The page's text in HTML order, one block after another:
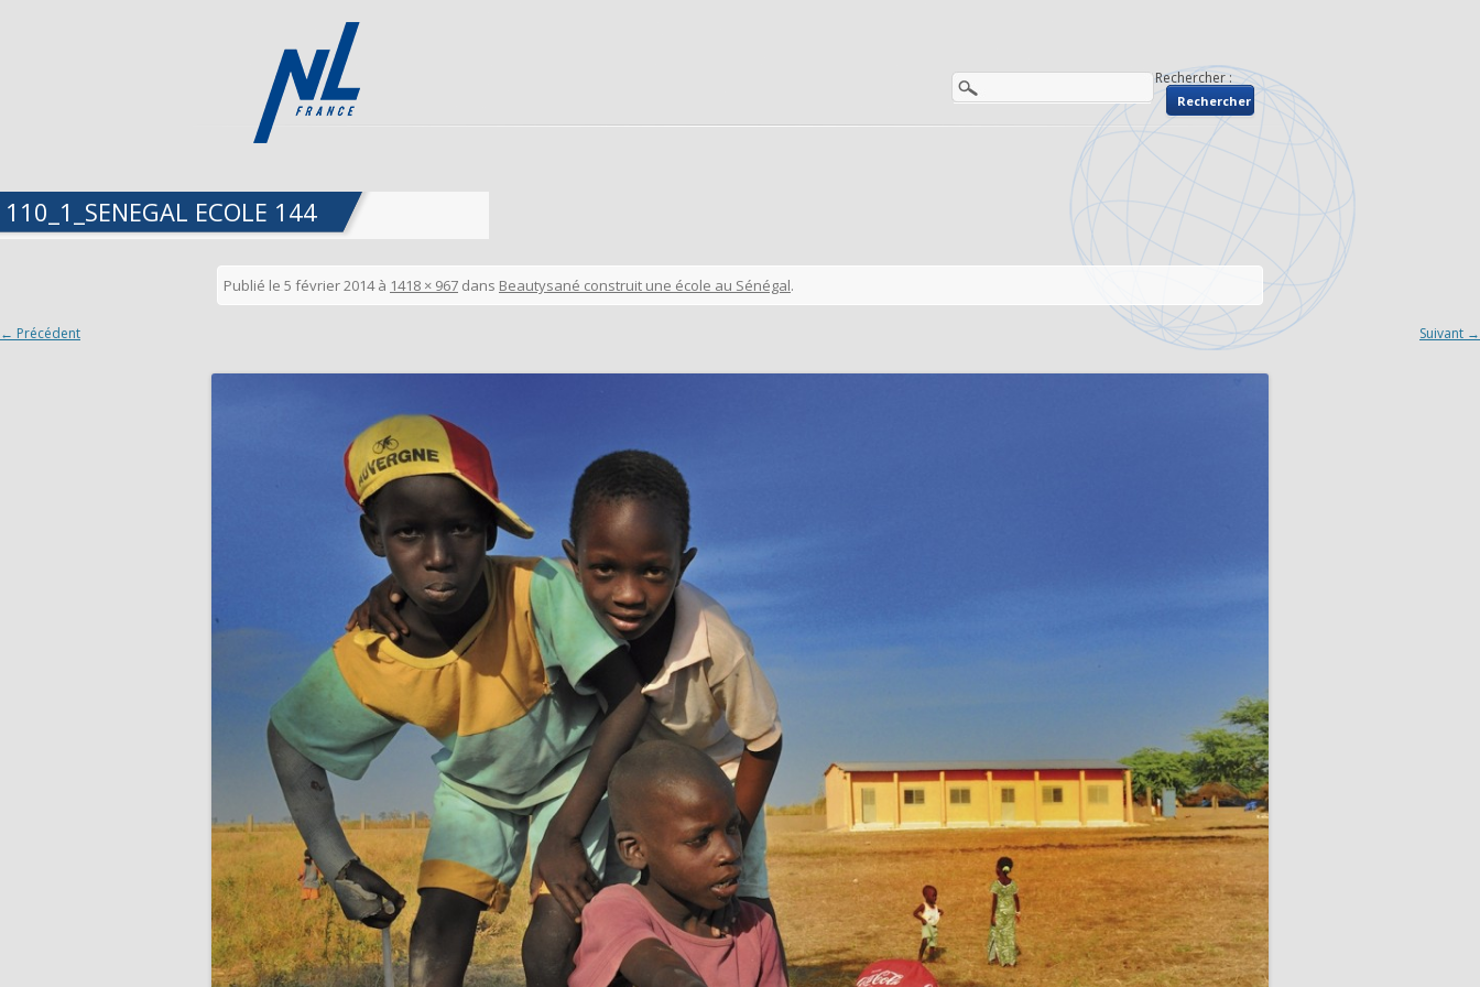
Rechercher :
ECOLE 144
Publié le 5 février 2014à 1418 × 967 dans Beautysané construit une école au Sénégal.
← Précédent Suivant →